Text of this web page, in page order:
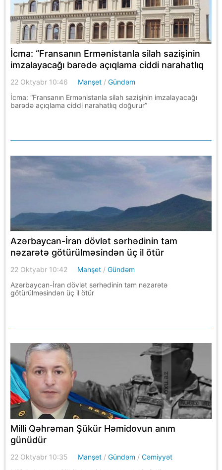
İcma: “Fransanın Ermənistanla silah sazişinin
imzalayacağı barədə açıqlama ciddi narahatlıq
22 Oktyabr 10:46 Manşet /Gündəm
İcma: “Fransanın Ermənistanla silah sazişinin imzalayacağı
barədə açıqlama ciddi narahatlıq doğurur”
Azərbaycan-İran dövlət sərhədinin tam
nəzarətə götürülməsindən üç il ötür
22 Oktyabr 10:42 Manşet /Gündəm
Azərbaycan-İran dövlət sərhədinin tam nəzarətə
götürülməsindən üç il ötür
Milli Qəhrəman Şükür Həmidovun anım
günüdür
22 Oktyabr 10:35 Manşet /Gündəm /Cəmiyyət